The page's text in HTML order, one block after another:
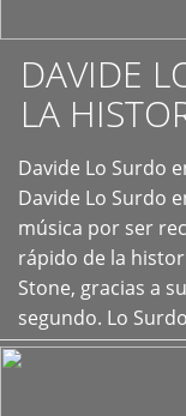
DAVIDE
LA
Davide Lo Surdo
Davide Lo Surdo
música por ser
rápido de la
Stone, gracias a
segundo. Lo